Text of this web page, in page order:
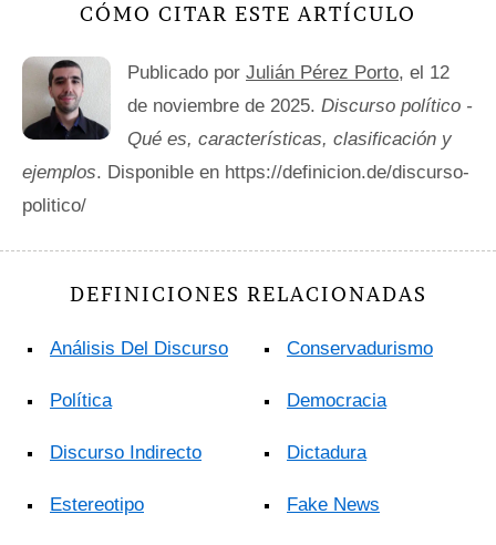
CÓMO CITAR ESTE ARTÍCULO
Publicado por Julián Pérez Porto, el 12
de noviembre de 2025. Discurso político -
Qué es, características, clasificación y
ejemplos. Disponible en https://definicion.de/discurso-
politico/
DEFINICIONES RELACIONADAS
Análisis Del Discurso
Política
Discurso Indirecto
Estereotipo
Conservadurismo
Democracia
Dictadura
Fake News